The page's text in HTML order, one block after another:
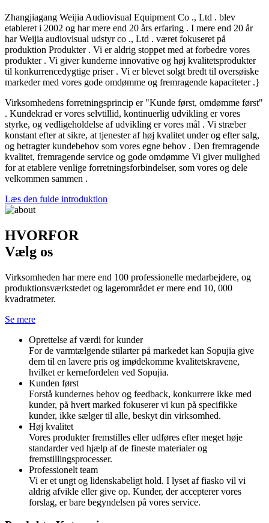
Zhangjiagang Weijia Audiovisual Equipment Co ., Ltd . blev
etableret i 2002 og har mere end 20 års erfaring . I mere end 20 år
har Weijia audiovisual udstyr co ., Ltd . været fokuseret på
produktion Produkter . Vi er aldrig stoppet med at forbedre vores
produkter . Vi giver kunderne innovative og høj kvalitetsprodukter
til konkurrencedygtige priser . Vi er blevet solgt bredt til oversøiske
markeder med vores gode omdømme og fremragende kapaciteter .}
Virksomhedens forretningsprincip er "Kunde først, omdømme først"
. Kundekrad er vores selvtillid, kontinuerlig udvikling er vores
styrke, og vedligeholdelse af udvikling er vores mål . Vi stræber
konstant efter at sikre, at tjenester af høj kvalitet under og efter salg,
og betragter kundebehov som vores egne behov . Den fremragende
kvalitet, fremragende service og gode omdømme Vi giver mulighed
for at etablere venlige forretningsforbindelser, som vores og dele
velkommen sammen .
Læs den fulde introduktion
HVORFOR
Vælg os
Virksomheden har mere end 100 professionelle medarbejdere, og
produktionsværkstedet og lagerområdet er mere end 10, 000
kvadratmeter.
Se mere
Oprettelse af værdi for kunder
For de varmtælgende stilarter på markedet kan Sopujia give
dem til en lavere pris og imødekomme kvalitetskravene,
hvilket er kernefordelen ved Sopujia.
Kunden først
Forstå kundernes behov og feedback, konkurrere ikke med
kunder, på hvert marked fokuserer vi kun på specifikke
kunder, ikke sælger til alle, beskyt din virksomhed.
Høj kvalitet
Vores produkter fremstilles eller udføres efter meget høje
standarder ved hjælp af de fineste materialer og
fremstillingsprocesser.
Professionelt team
Vi er et ungt og lidenskabeligt hold. I lyset af fiasko vil vi
aldrig afvikle eller give op. Kunder, der accepterer vores
forslag, er bare begyndelsen på vores service.